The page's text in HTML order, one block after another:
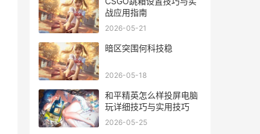
战应用指南
2026-05-21
暗区突围何科技稳
2026-05-18
和平精英怎么样投屏电脑
玩详细技巧与实用技巧
2026-05-25